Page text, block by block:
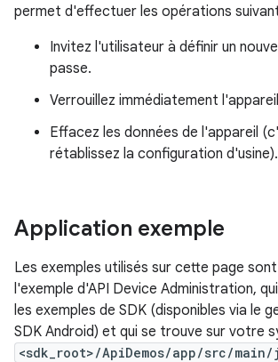
permet d'effectuer les opérations
Invitez l'utilisateur à définir un
passe.
Verrouillez immédiatement
Effacez les données de l'appareil
rétablissez la configuration d'usine).
Application exemple
Les exemples utilisés sur cette page
l'exemple d'API Device Administration,
les exemples de SDK (disponibles via le
SDK Android) et qui se trouve sur votre
<sdk_root>/ApiDemos/app/src/main/